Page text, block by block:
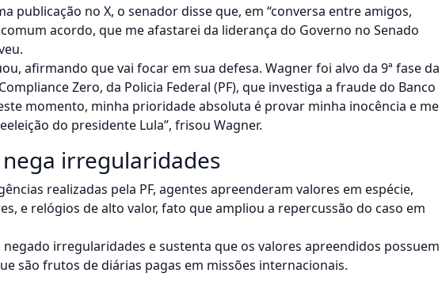
publicação no X, o senador disse que, em “conversa entre amigos,
acordo, que me afastarei da liderança do Governo no Senado
afirmando que vai focar em sua defesa. Wagner foi alvo da 9ª fase da
Zero, da Policia Federal (PF), que investiga a fraude do Banco
momento, minha prioridade absoluta é provar minha inocência e me
do presidente Lula”, frisou Wagner.
irregularidades
realizadas pela PF, agentes apreenderam valores em espécie,
e relógios de alto valor, fato que ampliou a repercussão do caso em
irregularidades e sustenta que os valores apreendidos possuem
são frutos de diárias pagas em missões internacionais.